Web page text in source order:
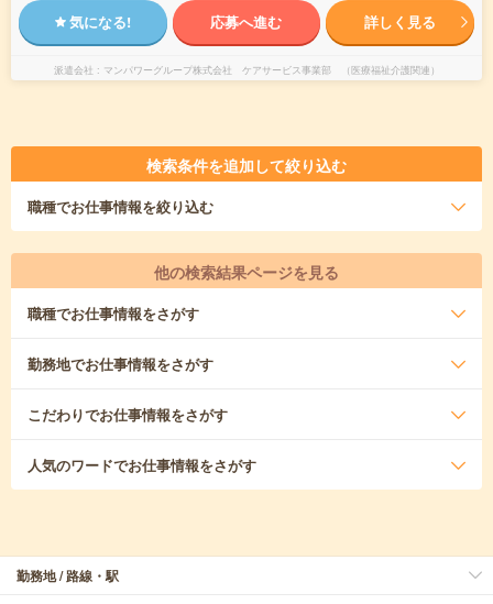
気になる! 応募へ進む 詳しく見る
派遣会社 マンパワーグループ株式会社 ケアサービス事業部 （医療福祉介護関連）
検索条件を追加して絞り込む
職種でお仕事情報を絞り込む
他の検索結果ページを見る
職種でお仕事情報をさがす
勤務地でお仕事情報をさがす
こだわりでお仕事情報をさがす
人気のワードでお仕事情報をさがす
勤務地 / 路線・駅